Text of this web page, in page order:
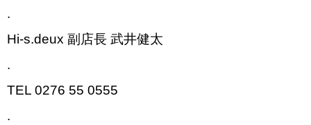
.
Hi-s.deux 副店長 武井健太
.
TEL 0276 55 0555
.